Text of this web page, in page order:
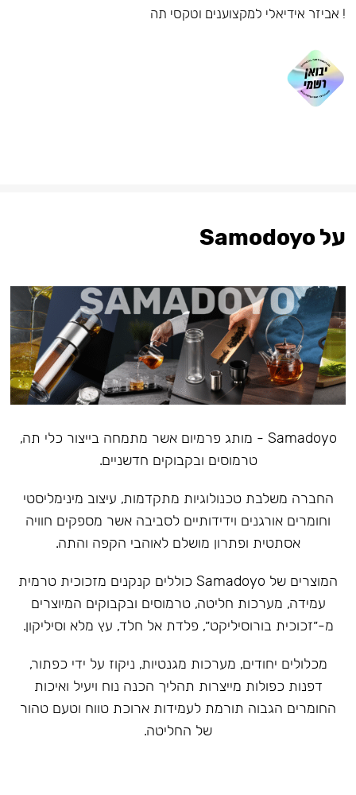
! אביזר אידיאלי למקצוענים וטקסי תה
על Samodoyo
Samadoyo - מותג פרמיום אשר מתמחה בייצור כלי תה,
טרמוסים ובקבוקים חדשניים.
‏החברה משלבת טכנולוגיות מתקדמות, עיצוב מינימליסטי
וחומרים אורגנים וידידותיים לסביבה אשר מספקים חוויה
אסתטית ופתרון מושלם לאוהבי הקפה והתה.
המוצרים של Samadoyo כוללים קנקנים מזכוכית טרמית
עמידה, מערכות חליטה, טרמוסים ובקבוקים המיוצרים
מ-״זכוכית בורוסיליקט״, פלדת אל חלד, עץ מלא וסיליקון.
מכלולים יחודים, מערכות מגנטיות, ניקוז על ידי כפתור,
דפנות כפולות מייצרות תהליך הכנה נוח ויעיל ואיכות
החומרים הגבוה תורמת לעמידות ארוכת טווח וטעם טהור
של החליטה.